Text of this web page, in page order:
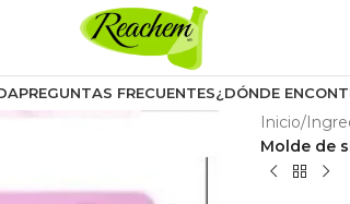
PREGUNTAS FRECUENTES¿DÓNDE
Inicio/
Molde de